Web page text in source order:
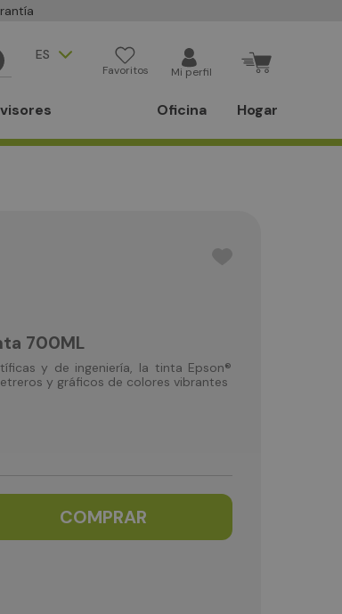
ES
Favoritos Mi perfil
Oficina Hogar
700ML
y de ingeniería, la tinta Epson®
y gráficos de colores vibrantes
COMPRAR